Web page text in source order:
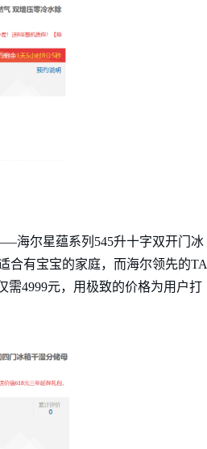
海尔星蕴系列545升十字双开门冰
合有宝宝的家庭，而海尔领先的TA
需4999元，用极致的价格为用户打